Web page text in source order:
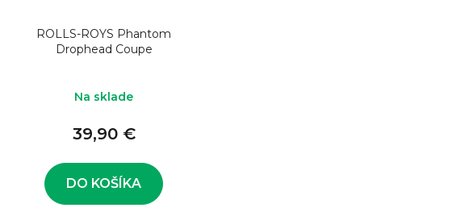
ROLLS-ROYS Phantom
Drophead Coupe
Na sklade
39,90 €
DO KOŠÍKA